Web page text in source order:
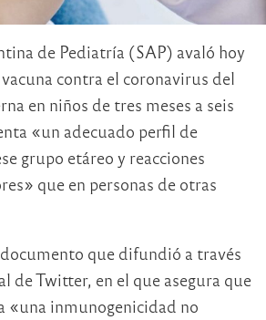
de Pediatría (SAP) avaló hoy
contra el coronavirus del
en niños de tres meses a seis
«un adecuado perfil de
grupo etáreo y reacciones
que en personas de otras
que difundió a través
de Twitter, en el que asegura que
«una inmunogenicidad no